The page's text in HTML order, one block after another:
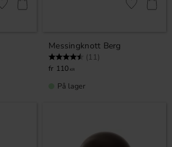
Lagre som favoritt
Messingknott Berg
Karakter: (11)
110 KR
Lagre som
På lager